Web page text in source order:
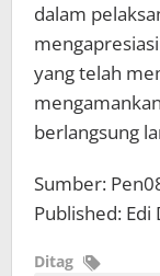
dalam
yang telah
berlangsung
Sumber:
Published: Edi
Ditag